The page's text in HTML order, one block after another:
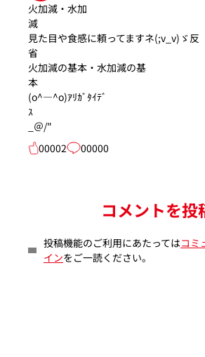
火加減・水加
見た目や食感に頼ってますネ(;v_v)ゞ反
火加減の基本・水加減の基
(o^―^o)ｱﾘｶﾞﾀｲﾃﾞ
_＠/"
00002
00000
コメントを投
投稿機能のご利用にあたってはコミ
インをご一読ください。